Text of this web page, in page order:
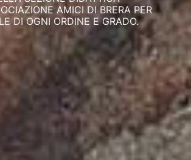
AMICI DI BRERA PER
DI OGNI ORDINE E GRADO.